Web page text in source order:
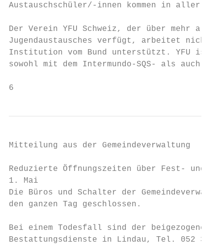
Austauschschüler/-innen kommen in aller
Der Verein YFU Schweiz, der über mehr als
Jugendaustausches verfügt, arbeitet
Institution vom Bund unterstützt. YFU ist
sowohl mit dem Intermundo-SQS- als auch
6
Mitteilung aus der Gemeindeverwaltung
Reduzierte Öffnungszeiten über Fest- und
1. Mai
Die Büros und Schalter der
den ganzen Tag geschlossen.
Bei einem Todesfall sind der beigezogene
Bestattungsdienste in Lindau, Tel. 052